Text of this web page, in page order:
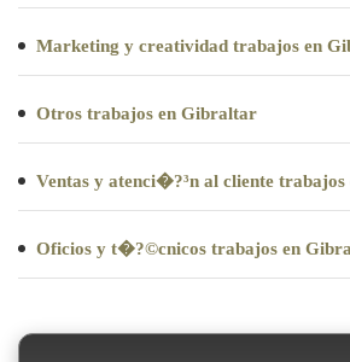
Marketing y creatividad trabajos en
Otros trabajos en Gibraltar
Ventas y atenci�?³n al cliente
Oficios y t�?©cnicos trabajos en